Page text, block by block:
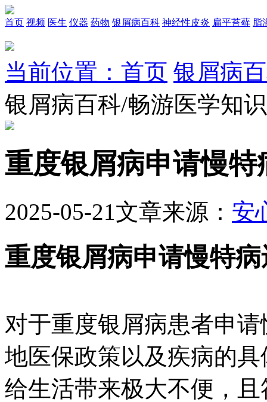
首页 视频 医生 仪器 药物 银屑病百科 神经性皮炎 扁平苔藓 脂
当前位置：首页 银屑病
银屑病百科/畅游医学知
重度银屑病申请慢
2025-05-21文章来源： 安
重度银屑病申请慢特
对于重度银屑病患者申
地医保政策以及疾病的
给生活带来极大不便，